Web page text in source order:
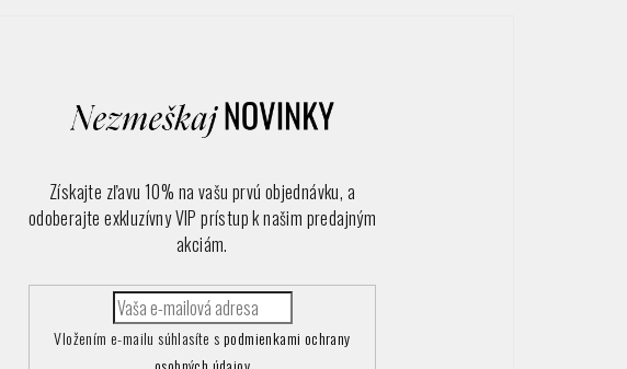
Získajte zľavu 10% na vašu prvú objednávku, a
odoberajte exkluzívny VIP prístup k našim predajným
akciám.
Vložením e-mailu súhlasíte spodmienkami ochrany